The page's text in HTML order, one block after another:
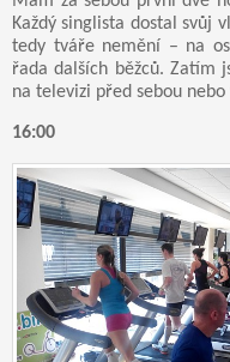
Každý singlista dostal svůj
tedy tváře nemění – na
řada dalších běžců. Zatím
na televizi před sebou
16:00